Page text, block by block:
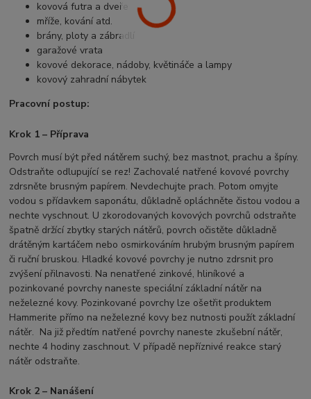
kovová futra a dveře
mříže, kování atd.
brány, ploty a zábradlí
garažové vrata
kovové dekorace, nádoby, květináče a lampy
kovový zahradní nábytek
Pracovní postup:
Krok 1 – Příprava
Povrch musí být před nátěrem suchý, bez mastnot, prachu a špíny.
Odstraňte odlupující se rez! Zachovalé natřené kovové povrchy
zdrsněte brusným papírem. Nevdechujte prach. Potom omyjte
vodou s přídavkem saponátu, důkladně opláchněte čistou vodou a
nechte vyschnout. U zkorodovaných kovových povrchů odstraňte
špatně držící zbytky starých nátěrů, povrch očistěte důkladně
drátěným kartáčem nebo osmirkováním hrubým brusným papírem
či ruční bruskou. Hladké kovové povrchy je nutno zdrsnit pro
zvýšení přilnavosti. Na nenatřené zinkové, hliníkové a
pozinkované povrchy naneste speciální základní nátěr na
neželezné kovy. Pozinkované povrchy lze ošetřit produktem
Hammerite přímo na neželezné kovy bez nutnosti použít základní
nátěr. Na již předtím natřené povrchy naneste zkušební nátěr,
nechte 4 hodiny zaschnout. V případě nepříznivé reakce starý
nátěr odstraňte.
Krok 2 – Nanášení